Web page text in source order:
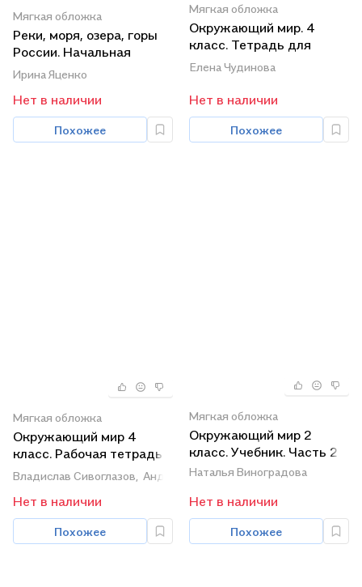
Мягкая обложка
Реки, моря, озера, горы
России. Начальная
школа
Ирина Яценко
Нет в наличии
Похожее
Мягкая обложка
Окружающий мир. 4
класс. Тетрадь для
тренировки и
самопроверки. Учебное
пособие
Елена Чудинова
Нет в наличии
Похожее
Мягкая обложка
Окружающий мир 4
класс. Рабочая тетрадь.
Часть 2
Владислав Сивоглазов, Андрей Саплин, Елена Саплина
Нет в наличии
Похожее
Мягкая обложка
Окружающий мир 2
класс. Учебник. Часть 2
Наталья Виноградова
Нет в наличии
Похожее